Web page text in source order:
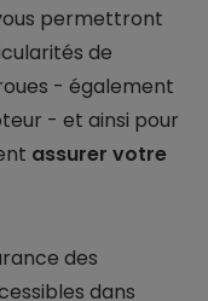
permettront
de
- également
- et ainsi pour
assurer votre
des
dans